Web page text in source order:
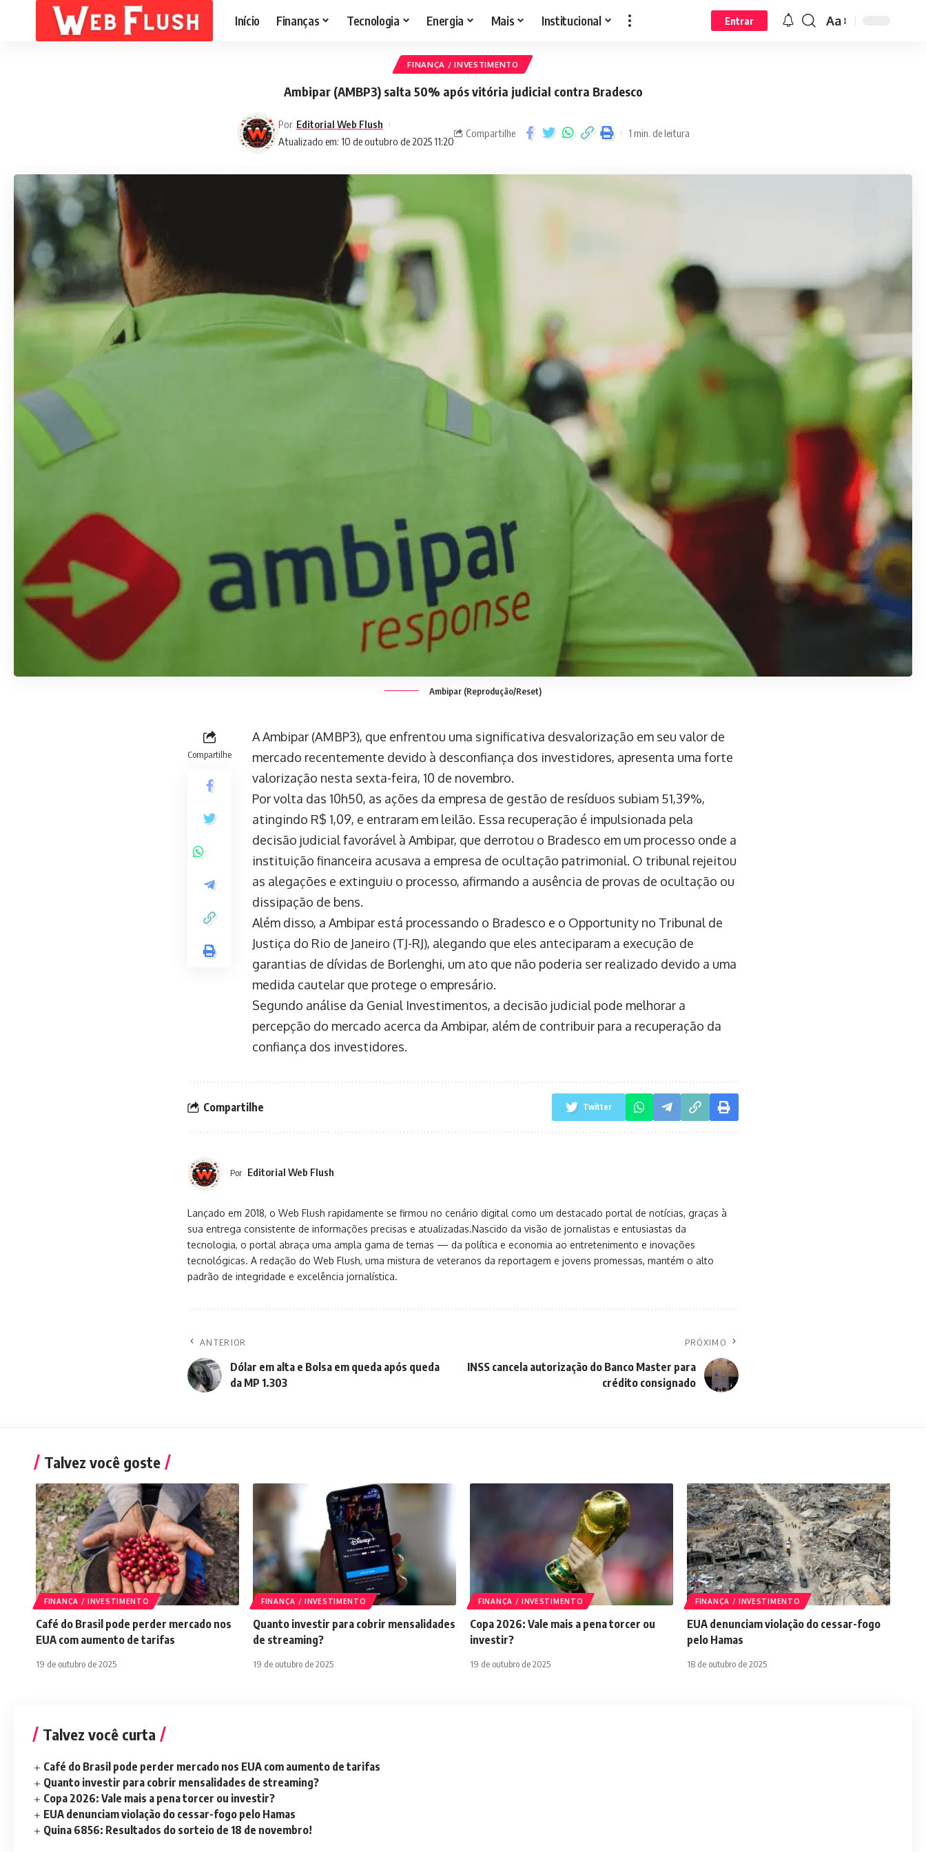
Início Finanças Tecnologia Energia Mais Institucional Entrar Aa
FINANÇA / INVESTIMENTO
Ambipar (AMBP3) salta 50% após vitória judicial contra Bradesco
Atualizado em: 10 de outubro de 2025 11:20
Por Editorial Web Flush
Compartilhe 1 min. de leitura
Ambipar (Reprodução/Reset)
Compartilhe
A Ambipar (AMBP3), que enfrentou uma significativa desvalorização em seu valor de
mercado recentemente devido à desconfiança dos investidores, apresenta uma forte
valorização nesta sexta-feira, 10 de novembro.
Por volta das 10h50, as ações da empresa de gestão de resíduos subiam 51,39%,
atingindo R$ 1,09, e entraram em leilão. Essa recuperação é impulsionada pela
decisão judicial favorável à Ambipar, que derrotou o Bradesco em um processo onde a
instituição financeira acusava a empresa de ocultação patrimonial. O tribunal rejeitou
as alegações e extinguiu o processo, afirmando a ausência de provas de ocultação ou
dissipação de bens.
Além disso, a Ambipar está processando o Bradesco e o Opportunity no Tribunal de
Justiça do Rio de Janeiro (TJ-RJ), alegando que eles anteciparam a execução de
garantias de dívidas de Borlenghi, um ato que não poderia ser realizado devido a uma
medida cautelar que protege o empresário.
Segundo análise da Genial Investimentos, a decisão judicial pode melhorar a
percepção do mercado acerca da Ambipar, além de contribuir para a recuperação da
confiança dos investidores.
Compartilhe Twitter
Por Editorial Web Flush
Lançado em 2018, o Web Flush rapidamente se firmou no cenário digital como um destacado portal de notícias, graças à
sua entrega consistente de informações precisas e atualizadas.Nascido da visão de jornalistas e entusiastas da
tecnologia, o portal abraça uma ampla gama de temas — da política e economia ao entretenimento e inovações
tecnológicas. A redação do Web Flush, uma mistura de veteranos da reportagem e jovens promessas, mantém o alto
padrão de integridade e excelência jornalística.
ANTERIOR
Dólar em alta e Bolsa em queda após queda
da MP 1.303
PRÓXIMO
INSS cancela autorização do Banco Master para
crédito consignado
Talvez você goste
FINANÇA / INVESTIMENTO
Café do Brasil pode perder mercado nos
EUA com aumento de tarifas
19 de outubro de 2025
FINANÇA / INVESTIMENTO
Quanto investir para cobrir mensalidades
de streaming?
19 de outubro de 2025
FINANÇA / INVESTIMENTO
Copa 2026: Vale mais a pena torcer ou
investir?
19 de outubro de 2025
FINANÇA / INVESTIMENTO
EUA denunciam violação do cessar-fogo
pelo Hamas
18 de outubro de 2025
Talvez você curta
Café do Brasil pode perder mercado nos EUA com aumento de tarifas
Quanto investir para cobrir mensalidades de streaming?
Copa 2026: Vale mais a pena torcer ou investir?
EUA denunciam violação do cessar-fogo pelo Hamas
Quina 6856: Resultados do sorteio de 18 de novembro!